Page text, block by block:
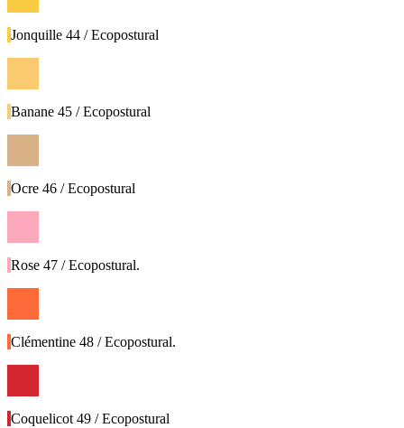
Jonquille 44 / Ecopostural
Banane 45 / Ecopostural
Ocre 46 / Ecopostural
Rose 47 / Ecopostural.
Clémentine 48 / Ecopostural.
Coquelicot 49 / Ecopostural